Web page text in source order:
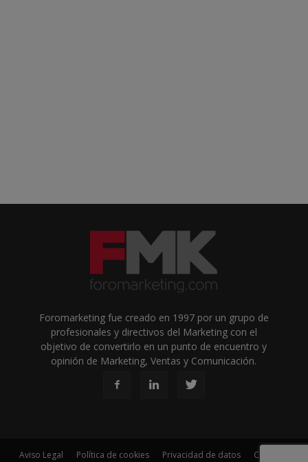
Foromarketing fue creado en 1997 por un grupo de
profesionales y directivos del Marketing con el
objetivo de convertirlo en un punto de encuentro y
opinión de Marketing, Ventas y Comunicación.
Aviso Legal Política de cookies Privacidad de datos Contacto